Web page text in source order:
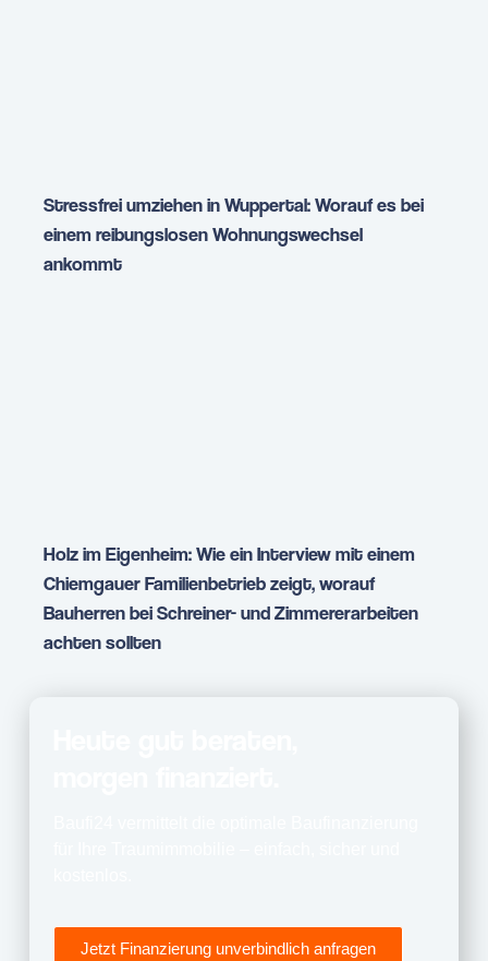
Stressfrei umziehen in Wuppertal: Worauf es bei
einem reibungslosen Wohnungswechsel
ankommt
Holz im Eigenheim: Wie ein Interview mit einem
Chiemgauer Familienbetrieb zeigt, worauf
Bauherren bei Schreiner- und Zimmererarbeiten
achten sollten
Jetzt Finanzierung unverbindlich anfragen